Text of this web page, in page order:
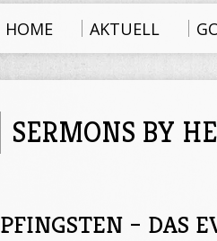
HOME AKTUELL
SERMONS BY
PFINGSTEN – DAS